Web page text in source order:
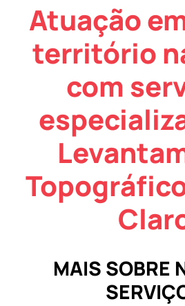
Atuação
território
com
MAIS SOBRE